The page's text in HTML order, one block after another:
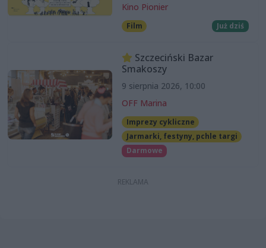
Kino Pionier
Film Już dziś
Szczeciński Bazar
Smakoszy
9 sierpnia 2026, 10:00
OFF Marina
Imprezy cykliczne
Jarmarki, festyny, pchle targi
Darmowe